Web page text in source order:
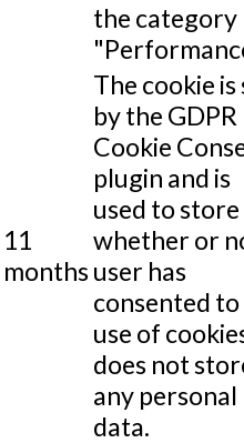
the category
11
months
The cookie is
by the GDPR
Cookie
plugin and is
used to store
whether or
user has
consented
use of
does not
any personal
data.